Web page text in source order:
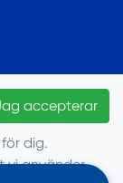
accepterar
dig.
vi använder